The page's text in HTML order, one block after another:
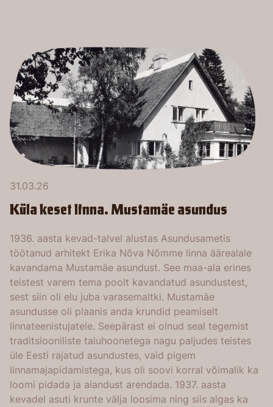
31.03.26
Küla keset linna. Mustamäe asundus
1936. aasta kevad-talvel alustas Asundusametis
töötanud arhitekt Erika Nõva Nõmme linna äärealale
kavandama Mustamäe asundust. See maa-ala erines
teistest varem tema poolt kavandatud asundustest,
sest siin oli elu juba varasemaltki. Mustamäe
asundusse oli plaanis anda krundid peamiselt
linnateenistujatele. Seepärast ei olnud seal tegemist
traditsiooniliste taluhoonetega nagu paljudes teistes
üle Eesti rajatud asundustes, vaid pigem
linnamajapidamistega, kus oli soovi korral võimalik ka
loomi pidada ja aiandust arendada. 1937. aasta
kevadel asuti krunte välja loosima ning siis algas ka